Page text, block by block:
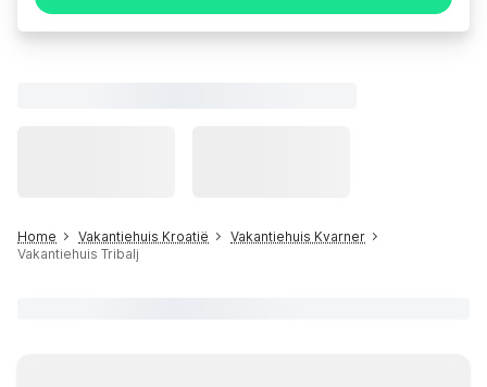
Home Vakantiehuis Kroatië
Vakantiehuis Kvarner
Vakantiehuis Tribalj